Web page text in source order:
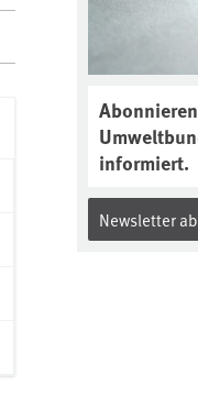
informiert.
Newsletter